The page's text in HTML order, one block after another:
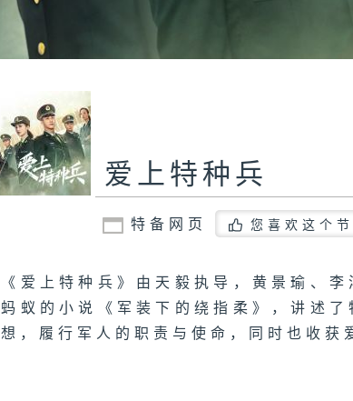
爱上特种兵
特备网页 您喜欢这个
《爱上特种兵》由天毅执导，黄景瑜、
蚂蚁的小说《军装下的绕指柔》，讲述
想，履行军人的职责与使命，同时也收获